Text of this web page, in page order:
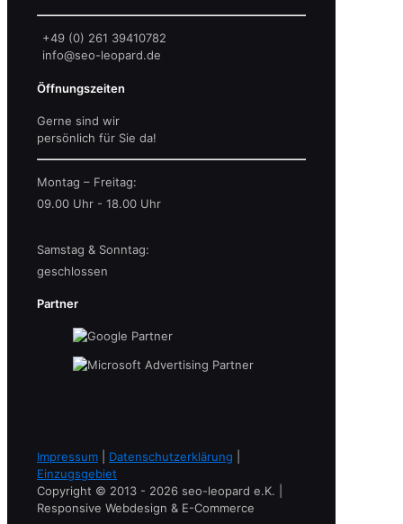
+49 (0) 261 39410782
info@seo-leopard.de
Öffnungszeiten
Gerne sind wir
persönlich für Sie da!
Montag – Freitag:
09.00 Uhr - 18.00 Uhr
Samstag & Sonntag:
geschlossen
Partner
Impressum Datenschutzerklärung
Einzugsgebiet
Copyright © 2013 - 2026 seo-leopard e.K. |
Responsive Webdesign & E-Commerce